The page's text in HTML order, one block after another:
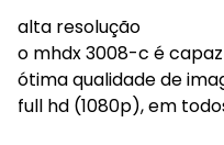
alta resolução
o mhdx 3008-c é
ótima qualidade de
full hd (1080p), em